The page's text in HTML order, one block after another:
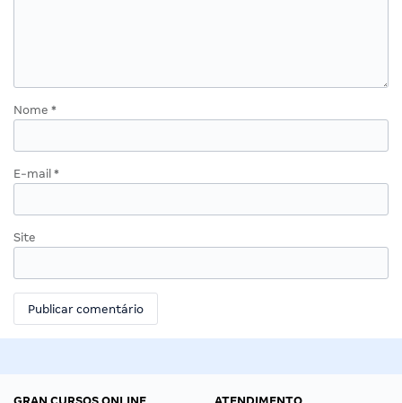
Nome *
E-mail *
Site